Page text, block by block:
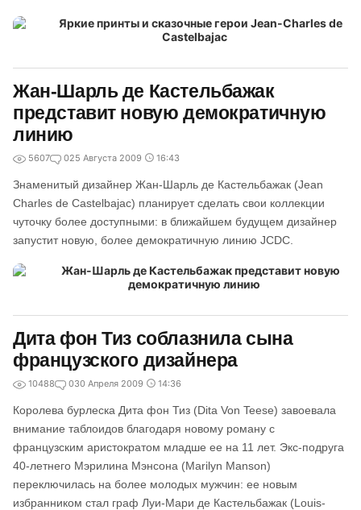
Жан-Шарль де Кастельбажак
представит новую демократичную
линию
5607 025 Августа 2009 16:43
Знаменитый дизайнер Жан-Шарль де Кастельбажак (Jean
Charles de Castelbajac) планирует сделать свои коллекции
чуточку более доступными: в ближайшем будущем дизайнер
запустит новую, более демократичную линию JCDC.
Дита фон Тиз соблазнила сына
французского дизайнера
10488 030 Апреля 2009 14:36
Королева бурлеска Дита фон Тиз (Dita Von Teese) завоевала
внимание таблоидов благодаря новому роману с
французским аристократом младше ее на 11 лет. Экс-подруга
40-летнего Мэрилина Мэнсона (Marilyn Manson)
переключилась на более молодых мужчин: ее новым
избранником стал граф Луи-Мари де Кастельбажак (Louis-